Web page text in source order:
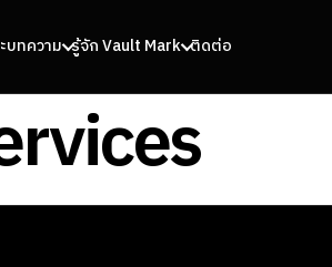
บทความ รู้จัก Vault Mark ติดต่อ